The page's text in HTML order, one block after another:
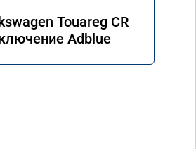
Touareg CR
Adblue